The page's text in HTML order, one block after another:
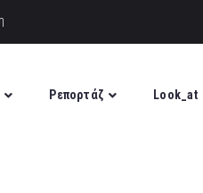
Ρεπορτάζ Look_at